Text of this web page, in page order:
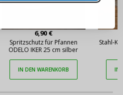
6,90 €
Spritzschutz für Pfannen
ODELO IKER 25 cm silber
IN DEN WARENKORB
Stahl-
IN
erinnern